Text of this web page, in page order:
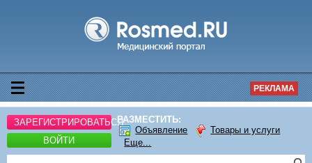
РЕКЛАМА
ЗАРЕГИСТРИРОВАТЬСЯ
ВОЙТИ
РАЗМЕСТИТЬ:
Объявление
Товары и услуги
Еще...